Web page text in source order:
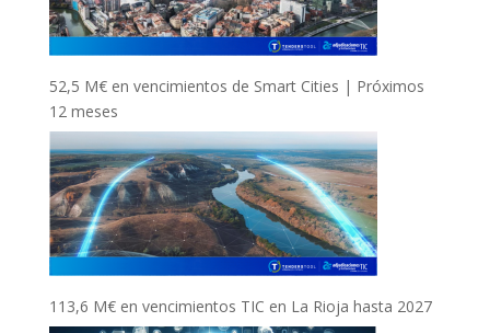
52,5 M€ en vencimientos de Smart Cities | Próximos
12 meses
113,6 M€ en vencimientos TIC en La Rioja hasta 2027